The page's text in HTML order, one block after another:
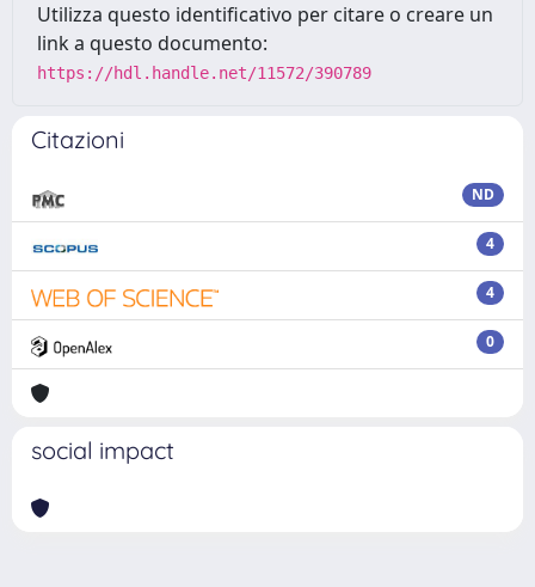
Utilizza questo identificativo per citare o creare un
link a questo documento:
https://hdl.handle.net/11572/390789
Citazioni
ND
4
4
0
social impact